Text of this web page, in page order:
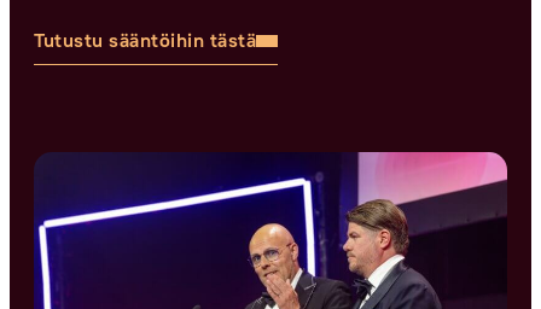
Tutustu sääntöihin tästä